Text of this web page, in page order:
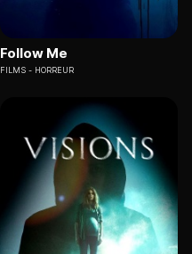
Follow Me
FILMS HORREUR